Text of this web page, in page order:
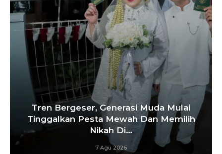
Tren Bergeser, Generasi Muda Mulai
Tinggalkan Pesta Mewah Dan Memilih
Nikah Di…
7 Agu 2026